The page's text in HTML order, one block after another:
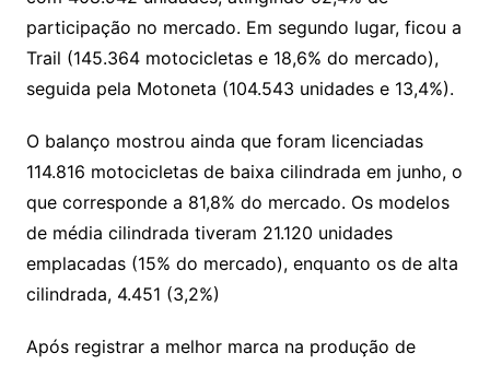
participação no mercado. Em segundo lugar, ficou a
Trail (145.364 motocicletas e 18,6% do mercado),
seguida pela Motoneta (104.543 unidades e 13,4%).
O balanço mostrou ainda que foram licenciadas
114.816 motocicletas de baixa cilindrada em junho, o
que corresponde a 81,8% do mercado. Os modelos
de média cilindrada tiveram 21.120 unidades
emplacadas (15% do mercado), enquanto os de alta
cilindrada, 4.451 (3,2%)
Após registrar a melhor marca na produção de